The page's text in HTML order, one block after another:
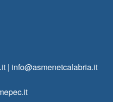
| info@asmenetcalabria.it